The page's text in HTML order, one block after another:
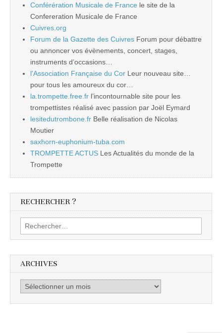
Conférération Musicale de France le site de la
Confereration Musicale de France
Cuivres.org
Forum de la Gazette des Cuivres Forum pour débattre
ou annoncer vos évènements, concert, stages,
instruments d’occasions…
l'Association Française du Cor Leur nouveau site…
pour tous les amoureux du cor…
la.trompette.free.fr l’incontournable site pour les
trompettistes réalisé avec passion par Joël Eymard
lesitedutrombone.fr Belle réalisation de Nicolas
Moutier
saxhorn-euphonium-tuba.com
TROMPETTE ACTUS Les Actualités du monde de la
Trompette
RECHERCHER ?
Rechercher :
ARCHIVES
Archives